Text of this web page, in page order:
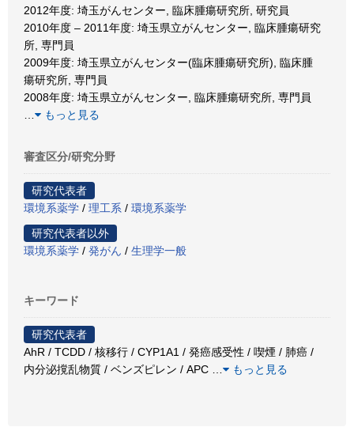
2012年度: 埼玉がんセンター, 臨床腫瘍研究所, 研究員
2010年度 – 2011年度: 埼玉県立がんセンター, 臨床腫瘍研究
所, 専門員
2009年度: 埼玉県立がんセンター(臨床腫瘍研究所), 臨床腫
瘍研究所, 専門員
2008年度: 埼玉県立がんセンター, 臨床腫瘍研究所, 専門員
もっと見る
審査区分/研究分野
研究代表者
環境系薬学 / 理工系 / 環境系薬学
研究代表者以外
環境系薬学 / 発がん / 生理学一般
キーワード
研究代表者
AhR / TCDD / 核移行 / CYP1A1 / 発癌感受性 / 喫煙 / 肺癌 /
内分泌撹乱物質 / ベンズピレン / APC
もっと見る